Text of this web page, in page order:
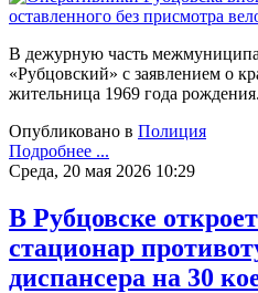
В дежурную часть
«Рубцовский» с заявлением о
жительница 1969 года рождения.
Опубликовано в Полиция
Подробнее ...
Среда, 20 мая 2026 10:29
В Рубцовске
стационар
диспансера на 30